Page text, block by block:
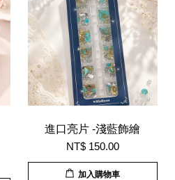
進口亮片 -淺藍飾繪
NT$ 150.00
加入購物車